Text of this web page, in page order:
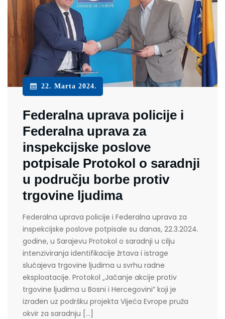
22. Marta 2024.
Federalna uprava policije i
Federalna uprava za
inspekcijske poslove
potpisale Protokol o saradnji
u području borbe protiv
trgovine ljudima
Federalna uprava policije i Federalna uprava za
inspekcijske poslove potpisale su danas, 22.3.2024.
godine, u Sarajevu Protokol o saradnji u cilju
intenziviranja identifikacije žrtava i istrage
slučajeva trgovine ljudima u svrhu radne
eksploatacije. Protokol „Jačanje akcije protiv
trgovine ljudima u Bosni i Hercegovini“ koji je
izrađen uz podršku projekta Vijeća Evrope pruža
okvir za saradnju […]